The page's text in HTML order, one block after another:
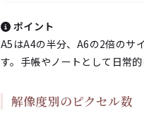
ポイント
A5はA4の半分、A6の2倍のサ
す。手帳やノートとして日常
解像度別のピクセル数